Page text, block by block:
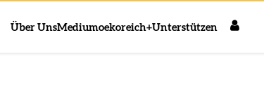
Über UnsMediumoekoreich+Unterstützen